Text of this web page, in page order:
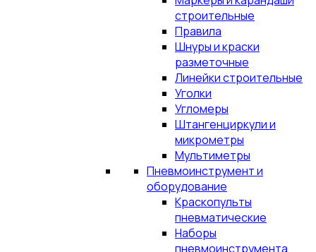
строительные
Правила
Шнуры и краски
разметочные
Линейки строительные
Уголки
Угломеры
Штангенциркули и
микрометры
Мультиметры
Пневмоинструмент и
оборудование
Краскопульты
пневматические
Наборы
пневмоинструмента